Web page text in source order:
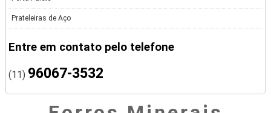
Prateleiras de Aço
Entre em contato pelo telefone
(11) 96067-3532